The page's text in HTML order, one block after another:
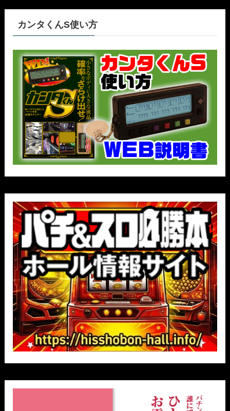
カンタくんS使い方